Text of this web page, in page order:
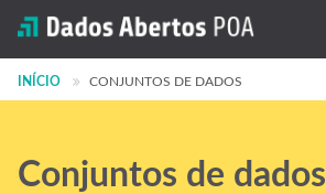
Conjuntos de dados
Grupos
INÍCIO CONJUNTOS DE DADOS
Conjuntos de dados